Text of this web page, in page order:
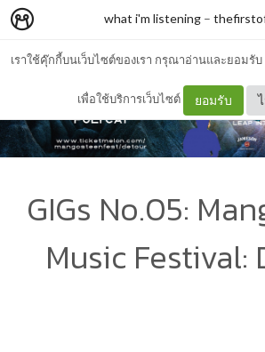
เราใช้คุ๊กกี้บนเว็บไซต์ของเรา กรุณาอ่านและยอมรับ
เพื่อใช้บริการเว็บไซต์ ยอมรับ
what i'm listening –
GIGs No.05:
Music Festival: